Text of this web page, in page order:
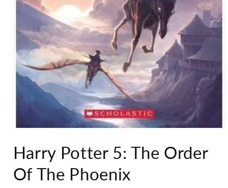
multimedia
1
una
ventana
Harry Potter 5: The Order
Of The Phoenix